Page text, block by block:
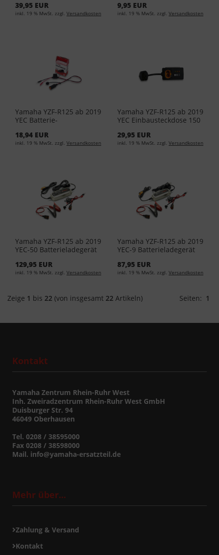
39,95 EUR
inkl. 19 % MwSt. zzgl. Versandkosten
9,95 EUR
inkl. 19 % MwSt. zzgl. Versandkosten
Yamaha YZF-R125 ab 2019
YEC Batterie-
YECPL-05-00
18,94 EUR
inkl. 19 % MwSt. zzgl. Versandkosten
Yamaha YZF-R125 ab 2019
YEC Einbausteckdose 150
29,95 EUR
inkl. 19 % MwSt. zzgl. Versandkosten
Yamaha YZF-R125 ab 2019
YEC-50 Batterieladegerät
129,95 EUR
inkl. 19 % MwSt. zzgl. Versandkosten
Yamaha YZF-R125 ab 2019
YEC-9 Batterieladegerät
87,95 EUR
inkl. 19 % MwSt. zzgl. Versandkosten
Zeige 1 bis 22 (von insgesamt 22 Artikeln) Seiten: 1
Kontakt
Yamaha Zentrum Rhein-Ruhr West
Inh. Zweiradzentrum Rhein-Ruhr West GmbH
Duisburger Str. 94
46049 Oberhausen
Tel. 0208 / 38595000
Fax 0208 / 38598000
Mail. info@yamaha-ersatzteil.de
Mehr über...
Zahlung & Versand
Kontakt